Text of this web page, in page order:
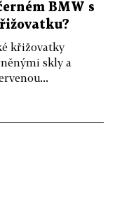
BMW s
křižovatky
skly a